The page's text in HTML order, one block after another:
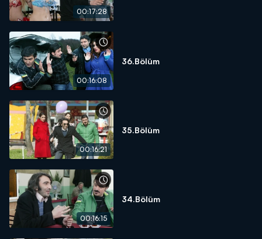
00:17:28
00:16:08
36.Bölüm
00:16:21
35.Bölüm
00:16:15
34.Bölüm